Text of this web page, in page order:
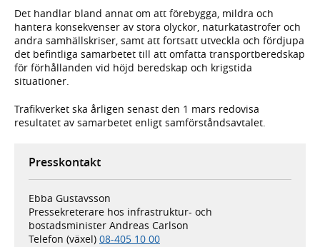
Det handlar bland annat om att förebygga, mildra och
hantera konsekvenser av stora olyckor, naturkatastrofer och
andra samhällskriser, samt att fortsatt utveckla och fördjupa
det befintliga samarbetet till att omfatta transportberedskap
för förhållanden vid höjd beredskap och krigstida
situationer.
Trafikverket ska årligen senast den 1 mars redovisa
resultatet av samarbetet enligt samförståndsavtalet.
Presskontakt
Ebba Gustavsson
Pressekreterare hos infrastruktur- och
bostadsminister Andreas Carlson
Telefon (växel) 08-405 10 00